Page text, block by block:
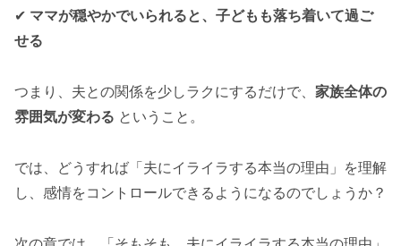
✔ ママが穏やかでいられると、子どもも落ち着いて過ご
せる
つまり、夫との関係を少しラクにするだけで、 家族全体の
雰囲気が変わる ということ。
では、どうすれば「夫にイライラする本当の理由」を理解
し、感情をコントロールできるようになるのでしょうか？